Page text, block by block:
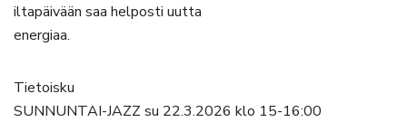
iltapäivään saa helposti uutta
energiaa.
Tietoisku
SUNNUNTAI-JAZZ su 22.3.2026 klo 15-16:00